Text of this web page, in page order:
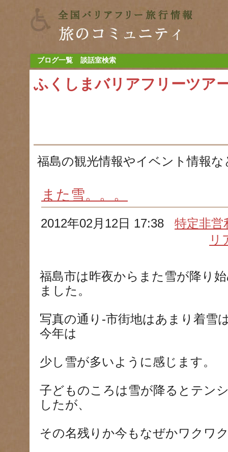
ブログ一覧 談話室検索
ふくしまバリアフリーツア
福島の観光情報やイベント情報
また雪。。。
2012年02月12日 17:38特定非
リ
福島市は昨夜からまた雪が降り
ました。
写真の通り-市街地はあまり着雪
今年は
少し雪が多いように感じます。
子どものころは雪が降るとテン
したが、
その名残りか今もなぜかワクワ